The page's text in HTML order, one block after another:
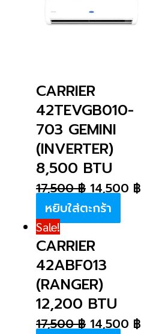
CARRIER
42TEVGB010-
703 GEMINI
(INVERTER)
8,500 BTU
17,500฿ 14,500 ฿
หยิบใส่ตะกร้า
Sale!
CARRIER
42ABF013
(RANGER)
12,200 BTU
17,500฿ 14,500 ฿